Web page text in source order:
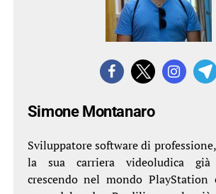
Simone Montanaro
Sviluppatore software di
la sua carriera videoludica già
crescendo nel mondo PlayStation